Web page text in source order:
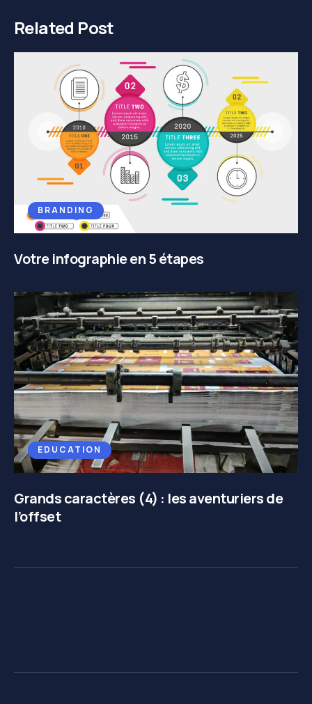
Related Post
BRANDING
Votre infographie en 5 étapes
EDUCATION
Grands caractères (4) : les aventuriers de
l’offset